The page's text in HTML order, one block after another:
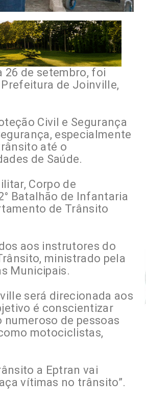
26 de setembro, foi
de Joinville,
Civil e Segurança
especialmente
até o
de Saúde.
Corpo de
Batalhão de Infantaria
de Trânsito
aos instrutores do
ministrado pela
Municipais.
será direcionada aos
é conscientizar
de pessoas
motociclistas,
a Eptran vai
vítimas no trânsito”.